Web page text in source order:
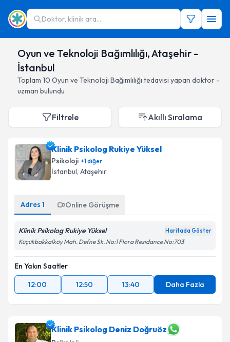
Doktor, klinik ara...
Oyun ve Teknoloji Bağımlılığı, Ataşehir -
İstanbul
Toplam 10 Oyun ve Teknoloji Bağımlılığı tedavisi yapan doktor -
uzman bulundu
Filtrele Akıllı Sıralama
Klinik Psikolog Rukiye Yüksel
Psikoloji +1diğer
İstanbul, Ataşehir
Adres 1 Online Görüşme
Klinik Psikolog Rukiye Yüksel Haritada Göster
Küçükbakkalköy Mah. Defne Sk. No:1 Flora Residance No:703
En Yakın Saatler
12:00
12:50 13:40 Daha Fazla
Klinik Psikolog Deniz Doğruöz